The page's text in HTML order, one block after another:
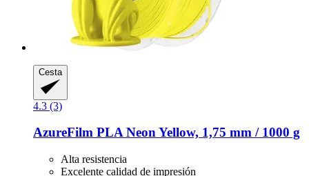
Cesta
4.3 (3)
AzureFilm PLA Neon Yellow, 1,75 mm / 1000 g
Alta resistencia
Excelente calidad de impresión